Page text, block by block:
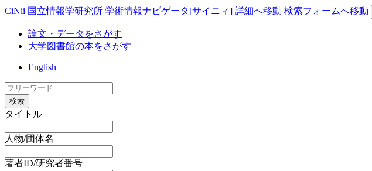
CiNii 国立情報学研究所 学術情報ナビゲータ[サイニィ] 詳細へ移動 検索フォームへ移動
論文・データをさがす
大学図書館の本をさがす
English
検索
タイトル
人物/団体名
著者ID/研究者番号